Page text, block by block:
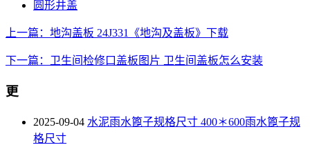
圆形井盖
上一篇：地沟盖板 24J331《地沟及盖板》下载
下一篇：卫生间检修口盖板图片 卫生间盖板怎么安装
更
2025-09-04 水泥雨水篦子规格尺寸 400＊600雨水篦子规
格尺寸